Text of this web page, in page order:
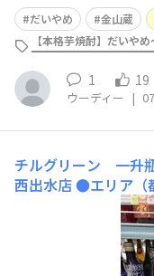
まち鹿児島で暮らせ
さんにはこれからも
します🍺
だいやめ 金山蔵
【本格芋焼酎】だいや
1 19
ウーディー |
チルグリーン 一升
西出水店 ●エリア（
西出水店 ●買える
ン、DAIYAME、海
はチルグリーンをよ
オのチルグリーンの